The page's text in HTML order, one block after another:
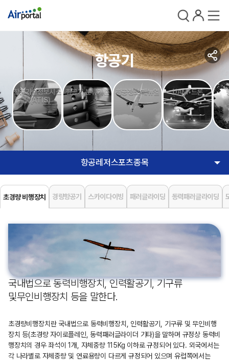
검색 로그인전체메
공
유
항공기
항공기술정보시스
템(ATIS)
항공기 분류기준 항공정보 매뉴얼 UAM•드론
항공레저스포츠종목
초경량 비행장치 경량항공기 스카이다이빙 패러글라이딩 동력패러글라이딩
국내법으로동력비행장치, 인력활공기, 기구류
및무인비행장치 등을 말한다.
초경량비행장치란 국내법으로 동력비행장치, 인력활공기, 기구류 및 무인비행
장치 등(초경량 자이로플레인, 동력패러글라이더 기타)을 말하며 규정상 동력비
행장치의 경우 좌석이 1개, 자체중량 115Kg 이하로 규정되어 있다. 외국에서는
각 나라별로 자체중량 및 연료용량이 다르게 규정되어 있으며 유럽쪽에서는